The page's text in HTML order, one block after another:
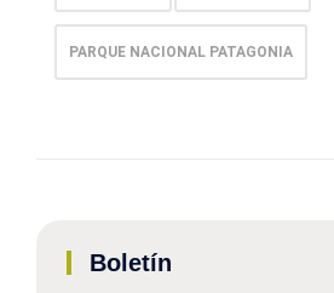
PARQUE NACIONAL PATAGONIA
Boletín